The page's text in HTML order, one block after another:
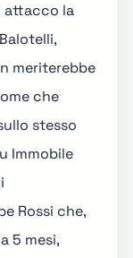
attacco la
meriterebbe
che
stesso
Immobile
Rossi che,
5 mesi,